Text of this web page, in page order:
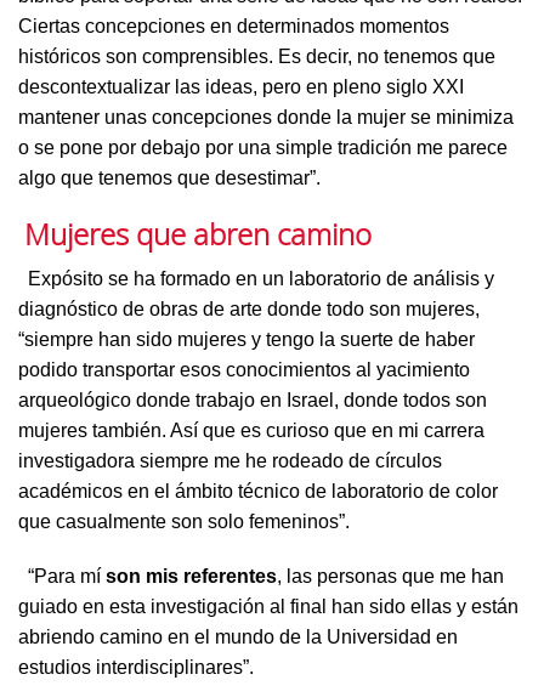
Ciertas concepciones en determinados momentos
históricos son comprensibles. Es decir, no tenemos que
descontextualizar las ideas, pero en pleno siglo XXI
mantener unas concepciones donde la mujer se minimiza
o se pone por debajo por una simple tradición me parece
algo que tenemos que desestimar”.
Mujeres que abren camino
Expósito se ha formado en un laboratorio de análisis y
diagnóstico de obras de arte donde todo son mujeres,
“siempre han sido mujeres y tengo la suerte de haber
podido transportar esos conocimientos al yacimiento
arqueológico donde trabajo en Israel, donde todos son
mujeres también. Así que es curioso que en mi carrera
investigadora siempre me he rodeado de círculos
académicos en el ámbito técnico de laboratorio de color
que casualmente son solo femeninos”.
“Para mí son mis referentes, las personas que me han
guiado en esta investigación al final han sido ellas y están
abriendo camino en el mundo de la Universidad en
estudios interdisciplinares”.